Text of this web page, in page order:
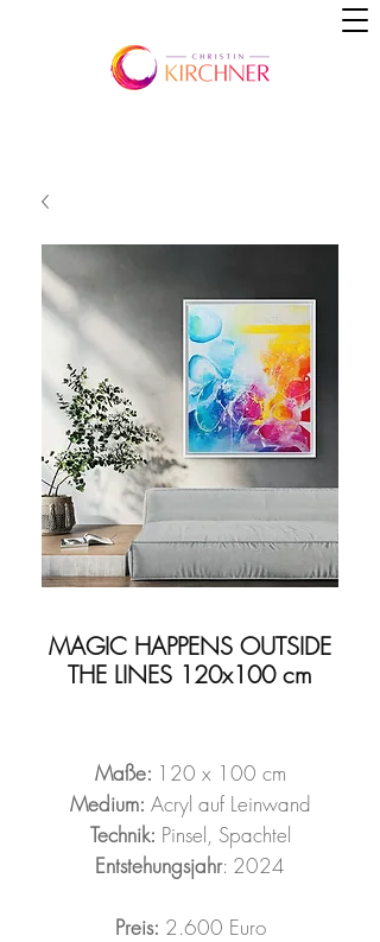
MAGIC HAPPENS OUTSIDE
THE LINES 120x100 cm
Maße: 120 x 100 cm
Medium: Acryl auf Leinwand
Technik: Pinsel, Spachtel
Entstehungsjahr: 2024
Preis: 2.600 Euro